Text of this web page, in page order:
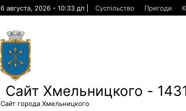
6 августа, 2026 - 10:33 дп Суспільство Пригоди
Сайт Хмельницкого -
Сайт города Хмельницкого